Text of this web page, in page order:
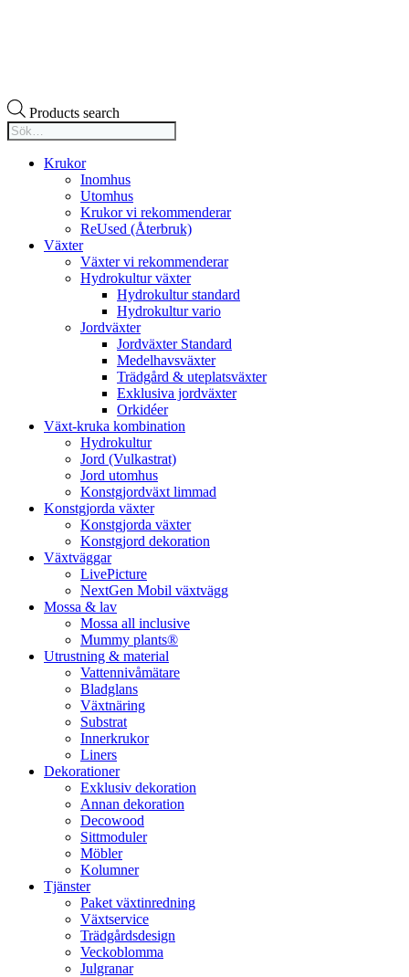
Products search
Krukor
Inomhus
Utomhus
Krukor vi rekommenderar
ReUsed (Återbruk)
Växter
Växter vi rekommenderar
Hydrokultur växter
Hydrokultur standard
Hydrokultur vario
Jordväxter
Jordväxter Standard
Medelhavsväxter
Trädgård & uteplatsväxter
Exklusiva jordväxter
Orkidéer
Växt-kruka kombination
Hydrokultur
Jord (Vulkastrat)
Jord utomhus
Konstgjordväxt limmad
Konstgjorda växter
Konstgjorda växter
Konstgjord dekoration
Växtväggar
LivePicture
NextGen Mobil växtvägg
Mossa & lav
Mossa all inclusive
Mummy plants®
Utrustning & material
Vattennivåmätare
Bladglans
Växtnäring
Substrat
Innerkrukor
Liners
Dekorationer
Exklusiv dekoration
Annan dekoration
Decowood
Sittmoduler
Möbler
Kolumner
Tjänster
Paket växtinredning
Växtservice
Trädgårdsdesign
Veckoblomma
Julgranar